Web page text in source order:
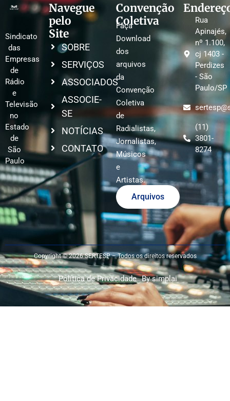
Sindicato
das
Empresas
de
Rádio
e
Televisão
no
Estado
de
São
Paulo
Navegue
pelo
Site
SOBRE
SERVIÇOS
ASSOCIADOS
ASSOCIE-
SE
NOTÍCIAS
CONTATO
Convenção
Coletiva
Faça
Download
dos
arquivos
da
Convenção
Coletiva
de
Radialistas,
Jornalistas,
Músicos
e
Artistas.
Arquivos
Rua
Apinajés,
nº 1.100,
cj 1403 -
Perdizes
- São
Paulo/SP
(11)
3801-
8274
Copyright © 2026 SERTESP – Todos os direitos reservados
Política de Privacidade By simplai